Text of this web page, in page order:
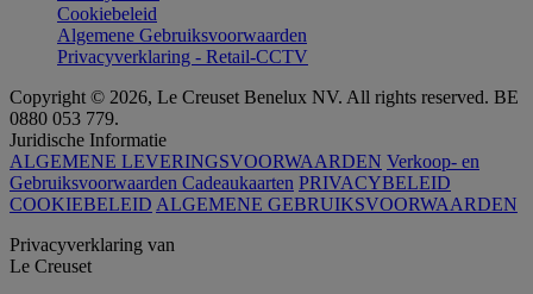
Cookiebeleid
Algemene Gebruiksvoorwaarden
Privacyverklaring - Retail-CCTV
Copyright © 2026, Le Creuset Benelux NV. All rights reserved. BE
0880 053 779.
Juridische Informatie
ALGEMENE LEVERINGSVOORWAARDEN Verkoop- en
Gebruiksvoorwaarden Cadeaukaarten PRIVACYBELEID
COOKIEBELEID ALGEMENE GEBRUIKSVOORWAARDEN
Privacyverklaring van
Le Creuset